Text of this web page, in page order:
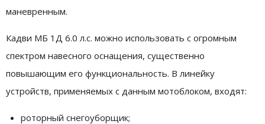
маневренным.
Кадви МБ 1Д 6.0 л.с. можно использовать с огромным
спектром навесного оснащения, существенно
повышающим его функциональность. В линейку
устройств, применяемых с данным мотоблоком, входят:
роторный снегоуборщик;